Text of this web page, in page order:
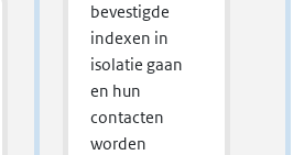
bevestigde
indexen in
isolatie gaan
en hun
contacten
worden